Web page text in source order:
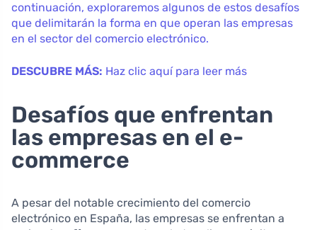
continuación, exploraremos algunos de estos desafíos
que delimitarán la forma en que operan las empresas
en el sector del comercio electrónico.
DESCUBRE MÁS: Haz clic aquí para leer más
Desafíos que enfrentan
las empresas en el e-
commerce
A pesar del notable crecimiento del comercio
electrónico en España, las empresas se enfrentan a